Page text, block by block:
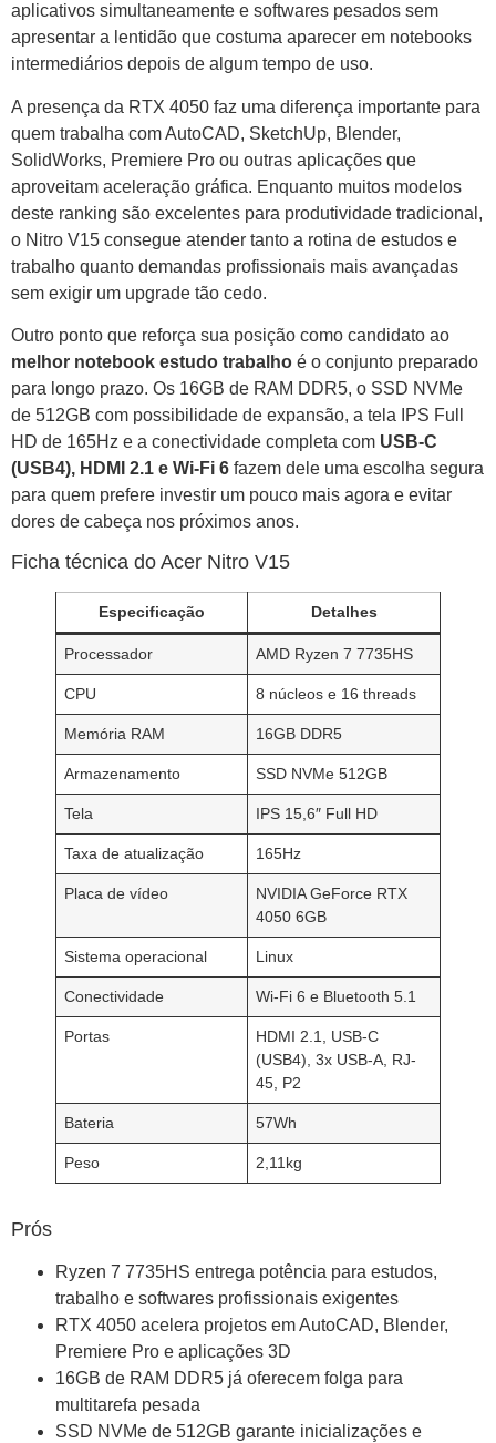
aplicativos simultaneamente e softwares pesados sem
apresentar a lentidão que costuma aparecer em notebooks
intermediários depois de algum tempo de uso.
A presença da RTX 4050 faz uma diferença importante para
quem trabalha com AutoCAD, SketchUp, Blender,
SolidWorks, Premiere Pro ou outras aplicações que
aproveitam aceleração gráfica. Enquanto muitos modelos
deste ranking são excelentes para produtividade tradicional,
o Nitro V15 consegue atender tanto a rotina de estudos e
trabalho quanto demandas profissionais mais avançadas
sem exigir um upgrade tão cedo.
Outro ponto que reforça sua posição como candidato ao
melhor notebook estudo trabalho é o conjunto preparado
para longo prazo. Os 16GB de RAM DDR5, o SSD NVMe
de 512GB com possibilidade de expansão, a tela IPS Full
HD de 165Hz e a conectividade completa com USB-C
(USB4), HDMI 2.1 e Wi-Fi 6 fazem dele uma escolha segura
para quem prefere investir um pouco mais agora e evitar
dores de cabeça nos próximos anos.
Ficha técnica do Acer Nitro V15
Especificação Detalhes
Processador AMD Ryzen 7 7735HS
CPU 8 núcleos e 16 threads
Memória RAM 16GB DDR5
Armazenamento SSD NVMe 512GB
Tela IPS 15,6″ Full HD
Taxa de atualização 165Hz
Placa de vídeo
NVIDIA GeForce RTX
4050 6GB
Sistema operacional Linux
Conectividade Wi-Fi 6 e Bluetooth 5.1
Portas
HDMI 2.1, USB-C
(USB4), 3x USB-A, RJ-
45, P2
Bateria 57Wh
Peso 2,11kg
Prós
Ryzen 7 7735HS entrega potência para estudos,
trabalho e softwares profissionais exigentes
RTX 4050 acelera projetos em AutoCAD, Blender,
Premiere Pro e aplicações 3D
16GB de RAM DDR5 já oferecem folga para
multitarefa pesada
SSD NVMe de 512GB garante inicializações e